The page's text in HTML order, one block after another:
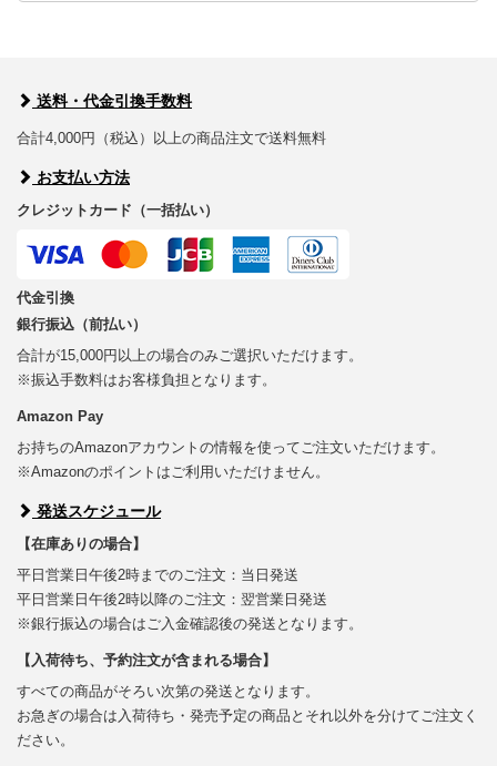
送料・代金引換手数料
合計4,000円（税込）以上の商品注文で送料無料
お支払い方法
クレジットカード（一括払い）
代金引換
銀行振込（前払い）
合計が15,000円以上の場合のみご選択いただけます。
※振込手数料はお客様負担となります。
Amazon Pay
お持ちのAmazonアカウントの情報を使ってご注文いただけます。
※Amazonのポイントはご利用いただけません。
発送スケジュール
【在庫ありの場合】
平日営業日午後2時までのご注文：当日発送
平日営業日午後2時以降のご注文：翌営業日発送
※銀行振込の場合はご入金確認後の発送となります。
【入荷待ち、予約注文が含まれる場合】
すべての商品がそろい次第の発送となります。
お急ぎの場合は入荷待ち・発売予定の商品とそれ以外を分けてご注文く
ださい。